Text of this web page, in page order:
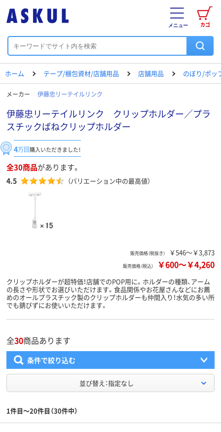
カゴ
メニュー
ホーム テープ/梱包資材/店舗用品 店舗用品 のぼり/ポッ
メーカー 伊藤忠リーテイルリンク
伊藤忠リーテイルリンク クリップホルダー／プラ
スチックばねクリップホルダー
4万回購入いただきました！
全30商品があります。
4.5 （バリエーション中の最高値）
販売価格（税抜き） ￥546～￥3,873
販売価格（税込） ￥600～￥4,260
クリップホルダーが超特価！店舗でのPOP用に。ホルダーの種類、アーム
の長さや形状でお選びいただけます。食品関係やお花屋さんなどにお薦
めのオールプラスチック製のクリップホルダーも仲間入り！水気の多い所
でも錆びずにお使いいただけます。
全30商品あります
条件で絞り込む
並び替え：指定なし
1件目～20件目（30件中）